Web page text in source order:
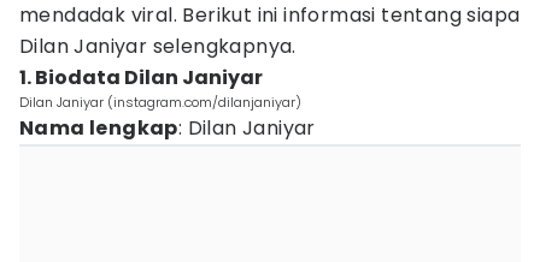
mendadak viral. Berikut ini informasi tentang siapa
Dilan Janiyar selengkapnya.
1. Biodata Dilan Janiyar
Dilan Janiyar (instagram.com/dilanjaniyar)
Nama lengkap: Dilan Janiyar